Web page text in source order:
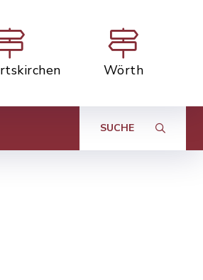
Wörth
SUCHE